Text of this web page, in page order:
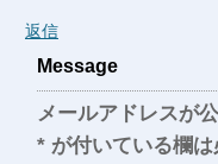
返信
Message
メールアドレスが
* が付いている欄